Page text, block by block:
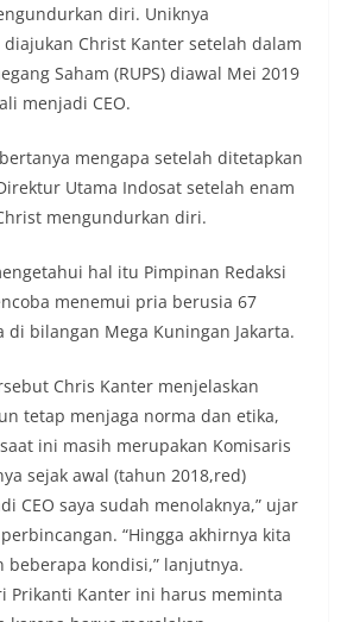
diri. Uniknya
Christ Kanter setelah dalam
Saham (RUPS) diawal Mei 2019
menjadi CEO.
mengapa setelah ditetapkan
Utama Indosat setelah enam
mengundurkan diri.
hal itu Pimpinan Redaksi
menemui pria berusia 67
bilangan Mega Kuningan Jakarta.
Chris Kanter menjelaskan
tetap menjaga norma dan etika,
ini masih merupakan Komisaris
sejak awal (tahun 2018,red)
CEO saya sudah menolaknya,” ujar
“Hingga akhirnya kita
beberapa kondisi,” lanjutnya.
Prikanti Kanter ini harus meminta